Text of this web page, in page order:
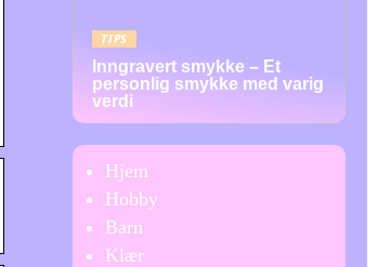
TIPS
Inngravert smykke – Et
personlig smykke med varig
verdi
Hjem
Hobby
Barn
Klær